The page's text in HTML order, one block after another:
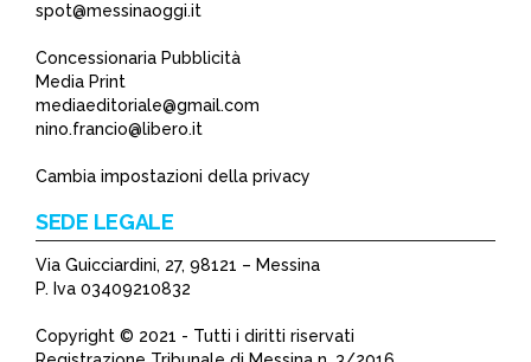
spot@messinaoggi.it
Concessionaria Pubblicità
Media Print
mediaeditoriale@gmail.com
nino.francio@libero.it
Cambia impostazioni della privacy
SEDE LEGALE
Via Guicciardini, 27, 98121 – Messina
P. Iva 03409210832
Copyright © 2021 - Tutti i diritti riservati